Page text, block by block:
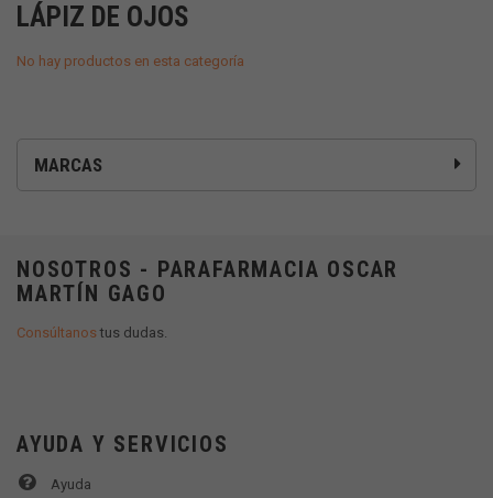
MARCAS
LÁPIZ DE OJOS
No hay productos en esta categoría
NOSOTROS - PARAFARMACIA OSCAR
MARTÍN GAGO
Consúltanostus dudas.
AYUDA Y SERVICIOS
Ayuda